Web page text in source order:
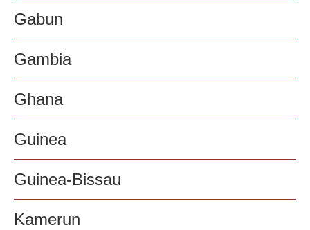
Gabun
Gambia
Ghana
Guinea
Guinea-Bissau
Kamerun